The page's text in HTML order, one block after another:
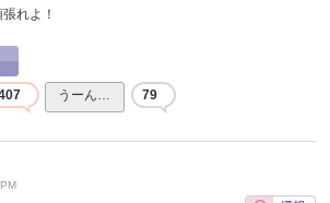
れよ！
うーん… 79